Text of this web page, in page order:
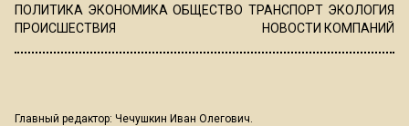
ПОЛИТИКА ЭКОНОМИКА ОБЩЕСТВО ТРАНСПОРТ ЭКОЛОГИЯ
ПРОИСШЕСТВИЯ
НОВОСТИ КОМПАНИЙ
Главный редактор: Чечушкин Иван Олегович.